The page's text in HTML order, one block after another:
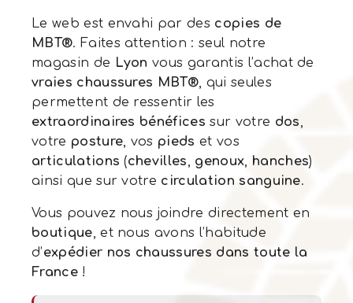
Le web est envahi par des copies de
MBT®. Faites attention : seul notre
magasin de Lyon vous garantis l’achat de
vraies chaussures MBT®, qui seules
permettent de ressentir les
extraordinaires bénéfices sur votre dos,
votre posture, vos pieds et vos
articulations (chevilles, genoux, hanches)
ainsi que sur votre circulation sanguine.
Vous pouvez nous joindre directement en
boutique, et nous avons l’habitude
d’expédier nos chaussures dans toute la
France!